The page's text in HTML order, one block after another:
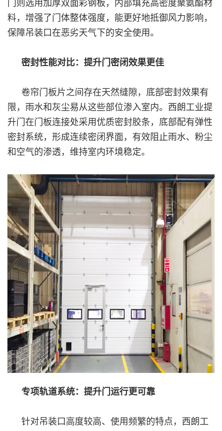
门则选用加厚双面彩钢板，内部填充高密度聚氨酯材
料，增强了门体整体强度，能更好地抵御风力影响，
保障吊装口在恶劣天气下的安全使用。
密封性能对比：提升门密闭效果更佳
卷帘门板片之间存在天然缝隙，底部密封效果有
限，雨水和灰尘易从这些部位渗入室内。西朗工业提
升门在门板连接处采用优质密封胶条，底部配有弹性
密封系统，形成连续密闭界面，有效阻止雨水、粉尘
和空气的渗透，维持室内环境稳定。
专项轨道系统：提升门运行更可靠
针对吊装口高度较高、使用频繁的特点，西朗工